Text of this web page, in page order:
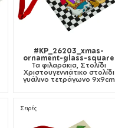
#KP_26203_xmas-
ornament-glass-square
Τα φιλαράκια, Στολίδι
Χριστουγεννιάτικο στολίδι
γυάλινο τετράγωνο 9x9cm
Σειρές